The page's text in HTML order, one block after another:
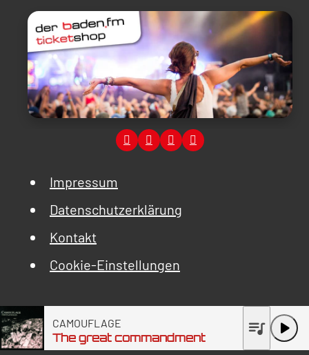
Impressum
Datenschutzerklärung
Kontakt
Cookie-Einstellungen
CAMOUFLAGE
The great commandment play_arrow
queue_music